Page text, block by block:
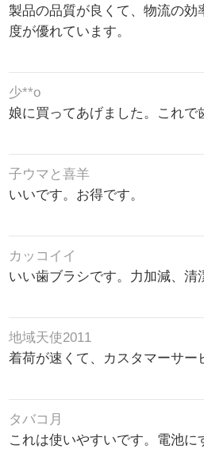
製品の品質が良くて、物流の効
度が優れています。
少**o
娘に買ってあげました。これで
子ウマと喜羊
いいです。お得です。
カッコイイ
いい歯ブラシです。力加減、清
地域天使2011
着荷が速くて、カスタマーサー
タバコ月
これは使いやすいです。電池に